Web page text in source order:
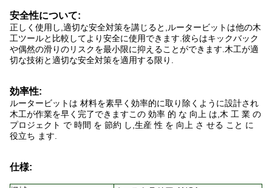
安全性について:
正しく使用し,適切な安全対策を講じると,ルータービットは他の木
工ツールと比較してより安全に使用できます.彼らはキックバック
や偶然の滑りのリスクを最小限に抑えることができます.木工が適
切な技術と適切な安全対策を適用する限り.
効率性:
ルータービットは 材料を素早く効率的に取り除くように設計され
木工が作業を早く完了できますこの 効率 的 な 向上 は,木 工 業 の
プロジェクト で 時間 を 節約 し,生産 性 を 向上 さ せる こと に
役立ち ます.
仕様: